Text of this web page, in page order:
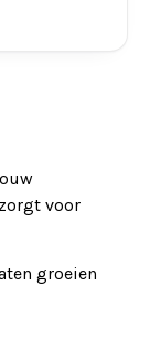
voor
groeien